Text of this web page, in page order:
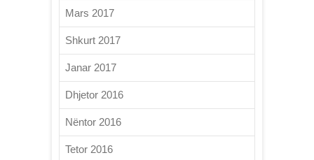
Mars 2017
Shkurt 2017
Janar 2017
Dhjetor 2016
Nëntor 2016
Tetor 2016